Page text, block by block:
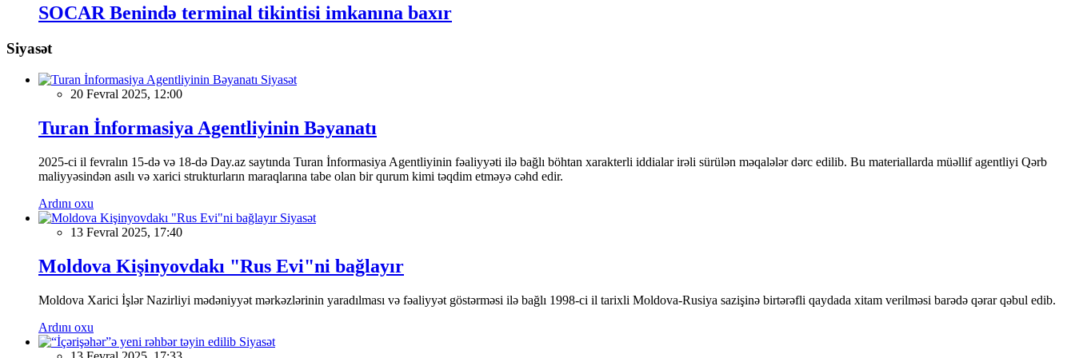
SOCAR Benində terminal tikintisi imkanına baxır
Siyasət
Siyasət
20 Fevral 2025, 12:00
Turan İnformasiya Agentliyinin Bəyanatı
2025-ci il fevralın 15-də və 18-də Day.az saytında Turan İnformasiya Agentliyinin fəaliyyəti ilə bağlı böhtan xarakterli iddialar irəli sürülən məqalələr dərc edilib. Bu materiallarda müəllif agentliyi Qərb
maliyyəsindən asılı və xarici strukturların maraqlarına tabe olan bir qurum kimi təqdim etməyə cəhd edir.
Ardını oxu
Siyasət
13 Fevral 2025, 17:40
Moldova Kişinyovdakı "Rus Evi"ni bağlayır
Moldova Xarici İşlər Nazirliyi mədəniyyət mərkəzlərinin yaradılması və fəaliyyət göstərməsi ilə bağlı 1998-ci il tarixli Moldova-Rusiya sazişinə birtərəfli qaydada xitam verilməsi barədə qərar qəbul edib.
Ardını oxu
Siyasət